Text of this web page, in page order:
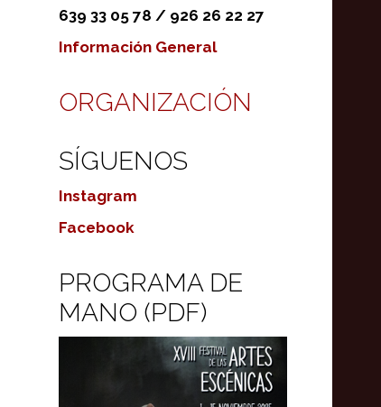
639 33 05 78 / 926 26 22 27
Información General
ORGANIZACIÓN
SÍGUENOS
Instagram
Facebook
PROGRAMA DE
MANO (PDF)